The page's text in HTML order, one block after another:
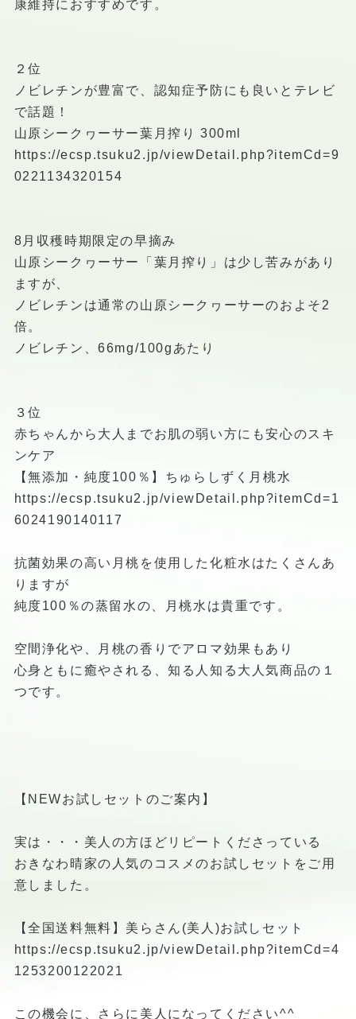
康維持におすすめです。
２位
ノビレチンが豊富で、認知症予防にも良いとテレビ
で話題！
山原シークヮーサー葉月搾り 300ml
https://ecsp.tsuku2.jp/viewDetail.php?itemCd=9
0221134320154
8月収穫時期限定の早摘み
山原シークヮーサー「葉月搾り」は少し苦みがあり
ますが、
ノビレチンは通常の山原シークヮーサーのおよそ2
倍。
ノビレチン、66mg/100gあたり
３位
赤ちゃんから大人までお肌の弱い方にも安心のスキ
ンケア
【無添加・純度100％】ちゅらしずく月桃水
https://ecsp.tsuku2.jp/viewDetail.php?itemCd=1
6024190140117
抗菌効果の高い月桃を使用した化粧水はたくさんあ
りますが
純度100％の蒸留水の、月桃水は貴重です。
空間浄化や、月桃の香りでアロマ効果もあり
心身ともに癒やされる、知る人知る大人気商品の１
つです。
【NEWお試しセットのご案内】
実は・・・美人の方ほどリピートくださっている
おきなわ晴家の人気のコスメのお試しセットをご用
意しました。
【全国送料無料】美らさん(美人)お試しセット
https://ecsp.tsuku2.jp/viewDetail.php?itemCd=4
1253200122021
この機会に、さらに美人になってください^^